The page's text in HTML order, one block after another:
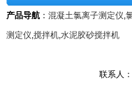
产品导航 ： 混凝土氯离子测定仪,
测定仪,搅拌机,水泥胶砂搅拌机
联系人